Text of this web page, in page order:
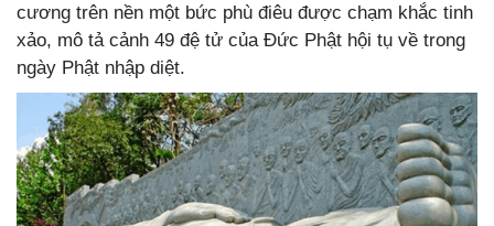
cương trên nền một bức phù điêu được chạm khắc tinh
xảo, mô tả cảnh 49 đệ tử của Đức Phật hội tụ về trong
ngày Phật nhập diệt.